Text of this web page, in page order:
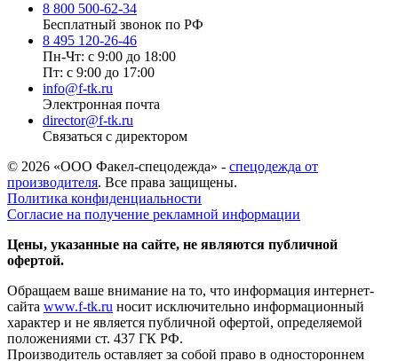
8 800 500-62-34
Бесплатный звонок по РФ
8 495 120-26-46
Пн-Чт: с 9:00 до 18:00
Пт: с 9:00 до 17:00
info@f-tk.ru
Электронная почта
director@f-tk.ru
Связаться с директором
© 2026 «ООО Факел-спецодежда» - спецодежда от
производителя. Все права защищены.
Политика конфиденциальности
Согласие на получение рекламной информации
Цены, указанные на сайте, не являются публичной
офертой.
Обращаем ваше внимание на то, что информация интернет-
сайта www.f-tk.ru носит исключительно информационный
характер и не является публичной офертой, определяемой
положениями ст. 437 ГК РФ.
Производитель оставляет за собой право в одностороннем